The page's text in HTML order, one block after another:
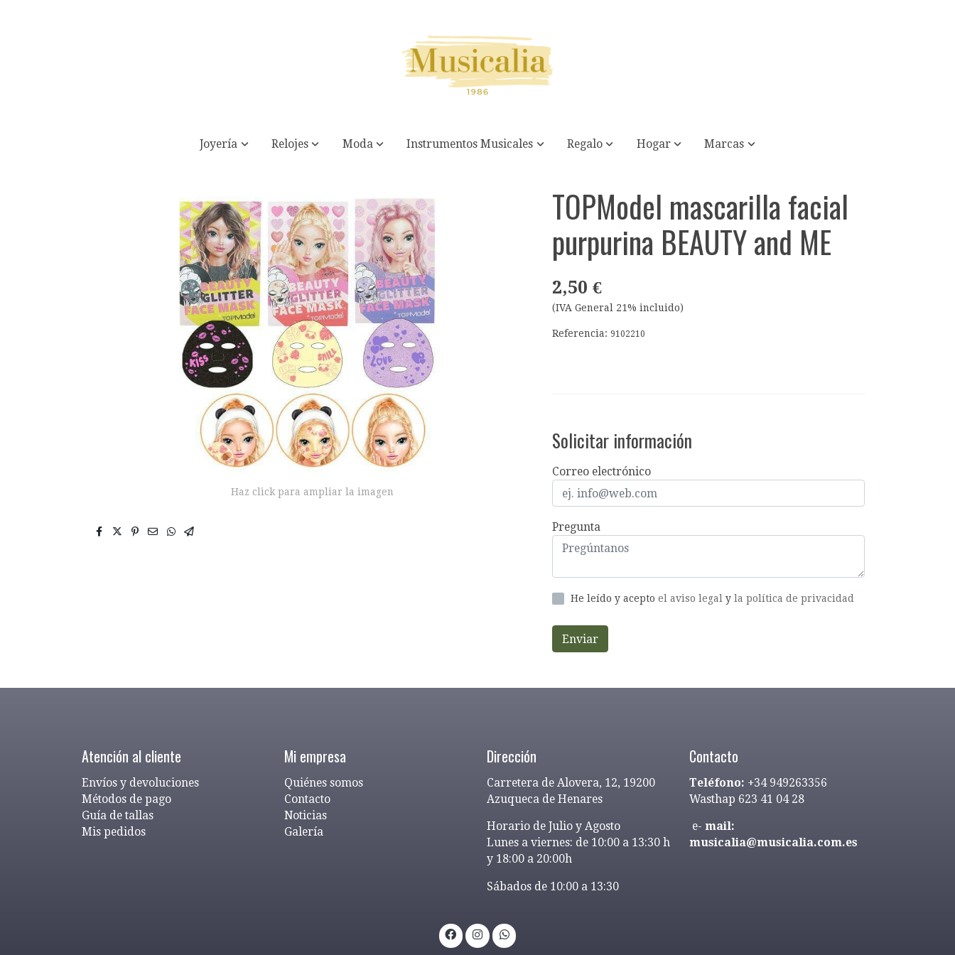
Joyería Relojes Moda Instrumentos Musicales Regalo Hogar Marcas
TOPModel mascarilla facial purpurina BEAUTY and ME
Haz click para ampliar la imagen
TOPModel mascarilla facial
purpurina BEAUTY and ME
2,50 €
(IVA General 21% incluido)
Referencia:9102210
Solicitar información
Correo electrónico
Pregunta
He leído y acepto el aviso legal y la política de privacidad
Enviar
Atención al cliente
Envíos y devoluciones
Métodos de pago
Guía de tallas
Mis pedidos
Mi empresa
Quiénes somos
Contacto
Noticias
Galería
Dirección
Carretera de Alovera, 12, 19200
Azuqueca de Henares
Horario de Julio y Agosto
Lunes a viernes: de 10:00 a 13:30 h
y 18:00 a 20:00h
Sábados de 10:00 a 13:30
Contacto
Teléfono: +34 949263356
Wasthap 623 41 04 28
e- mail:
musicalia@musicalia.com.es